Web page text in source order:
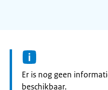
Informatie:
Er is nog geen
beschikbaar.